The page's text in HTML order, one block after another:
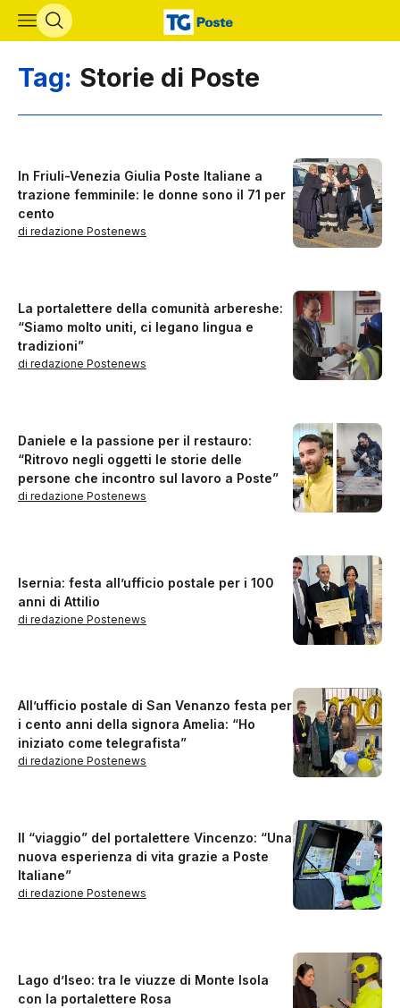
Vai al contenuto principale
Tag: Storie di Poste
In Friuli-Venezia Giulia Poste Italiane a
trazione femminile: le donne sono il 71 per
cento
di redazione Postenews
La portalettere della comunità arbereshe:
“Siamo molto uniti, ci legano lingua e
tradizioni”
di redazione Postenews
Daniele e la passione per il restauro:
“Ritrovo negli oggetti le storie delle
persone che incontro sul lavoro a Poste”
di redazione Postenews
Isernia: festa all’ufficio postale per i 100
anni di Attilio
di redazione Postenews
All’ufficio postale di San Venanzo festa per
i cento anni della signora Amelia: “Ho
iniziato come telegrafista”
di redazione Postenews
Il “viaggio” del portalettere Vincenzo: “Una
nuova esperienza di vita grazie a Poste
Italiane”
di redazione Postenews
Lago d’Iseo: tra le viuzze di Monte Isola
con la portalettere Rosa